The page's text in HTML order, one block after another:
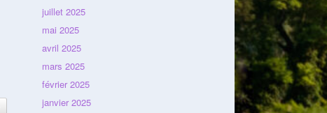
juillet 2025
mai 2025
avril 2025
mars 2025
février 2025
janvier 2025